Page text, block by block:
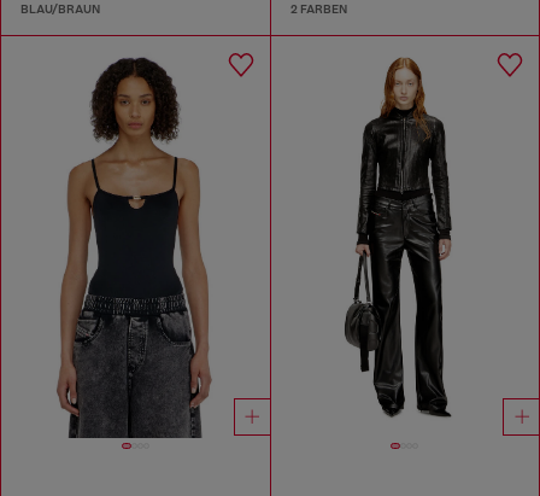
BLAU/BRAUN 2 FARBEN